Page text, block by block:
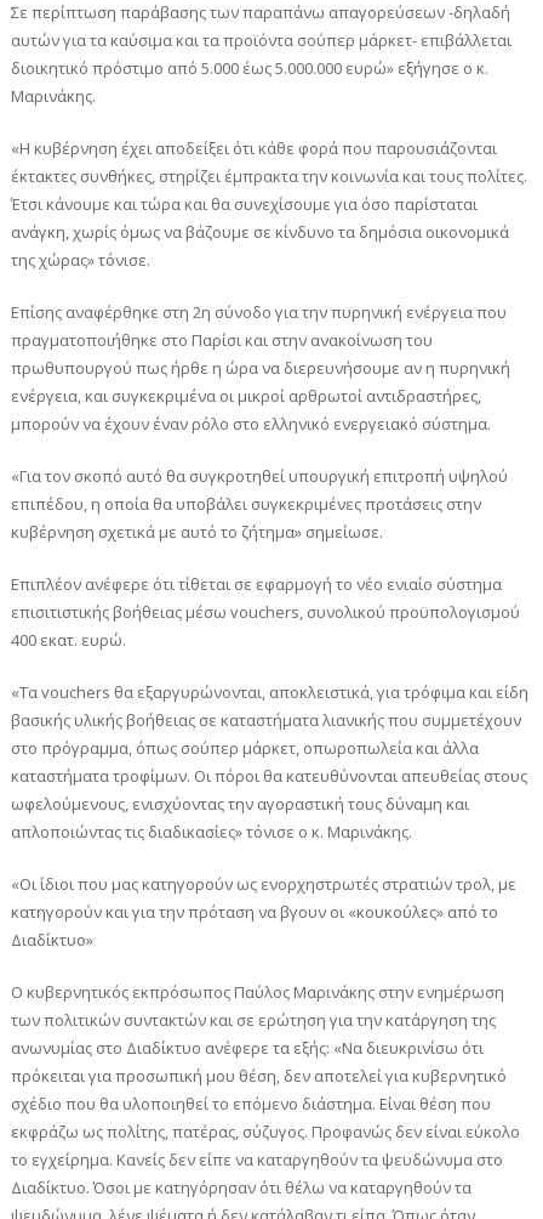
Σε περίπτωση παράβασης των παραπάνω απαγορεύσεων -δηλαδή
αυτών για τα καύσιμα και τα προϊόντα σούπερ μάρκετ- επιβάλλεται
διοικητικό πρόστιμο από 5.000 έως 5.000.000 ευρώ» εξήγησε ο κ.
Μαρινάκης.
«Η κυβέρνηση έχει αποδείξει ότι κάθε φορά που παρουσιάζονται
έκτακτες συνθήκες, στηρίζει έμπρακτα την κοινωνία και τους πολίτες.
Έτσι κάνουμε και τώρα και θα συνεχίσουμε για όσο παρίσταται
ανάγκη, χωρίς όμως να βάζουμε σε κίνδυνο τα δημόσια οικονομικά
της χώρας» τόνισε.
Επίσης αναφέρθηκε στη 2η σύνοδο για την πυρηνική ενέργεια που
πραγματοποιήθηκε στο Παρίσι και στην ανακοίνωση του
πρωθυπουργού πως ήρθε η ώρα να διερευνήσουμε αν η πυρηνική
ενέργεια, και συγκεκριμένα οι μικροί αρθρωτοί αντιδραστήρες,
μπορούν να έχουν έναν ρόλο στο ελληνικό ενεργειακό σύστημα.
«Για τον σκοπό αυτό θα συγκροτηθεί υπουργική επιτροπή υψηλού
επιπέδου, η οποία θα υποβάλει συγκεκριμένες προτάσεις στην
κυβέρνηση σχετικά με αυτό το ζήτημα» σημείωσε.
Επιπλέον ανέφερε ότι τίθεται σε εφαρμογή το νέο ενιαίο σύστημα
επισιτιστικής βοήθειας μέσω vouchers, συνολικού προϋπολογισμού
400 εκατ. ευρώ.
«Τα vouchers θα εξαργυρώνονται, αποκλειστικά, για τρόφιμα και είδη
βασικής υλικής βοήθειας σε καταστήματα λιανικής που συμμετέχουν
στο πρόγραμμα, όπως σούπερ μάρκετ, οπωροπωλεία και άλλα
καταστήματα τροφίμων. Οι πόροι θα κατευθύνονται απευθείας στους
ωφελούμενους, ενισχύοντας την αγοραστική τους δύναμη και
απλοποιώντας τις διαδικασίες» τόνισε ο κ. Μαρινάκης.
«Οι ίδιοι που μας κατηγορούν ως ενορχηστρωτές στρατιών τρολ, με
κατηγορούν και για την πρόταση να βγουν οι «κουκούλες» από το
Διαδίκτυο»
Ο κυβερνητικός εκπρόσωπος Παύλος Μαρινάκης στην ενημέρωση
των πολιτικών συντακτών και σε ερώτηση για την κατάργηση της
ανωνυμίας στο Διαδίκτυο ανέφερε τα εξής: «Να διευκρινίσω ότι
πρόκειται για προσωπική μου θέση, δεν αποτελεί για κυβερνητικό
σχέδιο που θα υλοποιηθεί το επόμενο διάστημα. Είναι θέση που
εκφράζω ως πολίτης, πατέρας, σύζυγος. Προφανώς δεν είναι εύκολο
το εγχείρημα. Κανείς δεν είπε να καταργηθούν τα ψευδώνυμα στο
Διαδίκτυο. Όσοι με κατηγόρησαν ότι θέλω να καταργηθούν τα